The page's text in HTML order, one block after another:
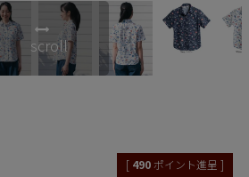
scroll
[ 490 ポイント進呈 ]